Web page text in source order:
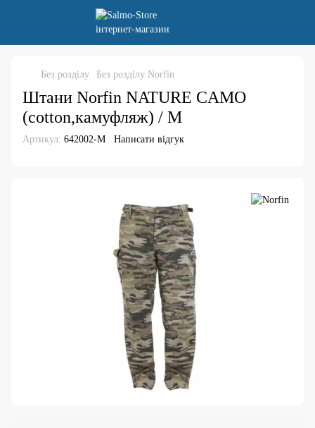
Без розділу Без розділу Norfin
Штани Norfin NATURE CAMO
(cotton,камуфляж) / M
Артикул: 642002-M Написати відгук